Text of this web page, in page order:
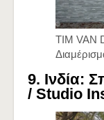
TIM VAN
9. Ινδία:
/ Studio